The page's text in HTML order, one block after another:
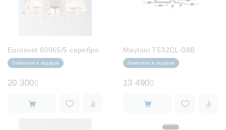
Eurosvet 60065/5 серебро
Лампочки в подарок
20 300
Maytoni T532CL-08B
Лампочки в подарок
13 490